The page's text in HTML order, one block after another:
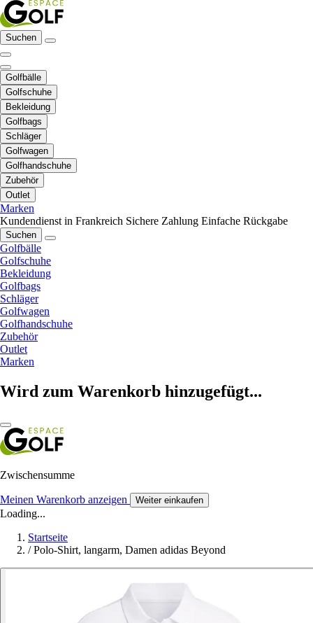
Suchen
Golfbälle
Golfschuhe
Bekleidung
Golfbags
Schläger
Golfwagen
Golfhandschuhe
Zubehör
Outlet
Marken
Kundendienst in Frankreich Sichere Zahlung Einfache Rückgabe
Suchen
Golfbälle
Golfschuhe
Bekleidung
Golfbags
Schläger
Golfwagen
Golfhandschuhe
Zubehör
Outlet
Marken
Wird zum Warenkorb hinzugefügt...
Zwischensumme
Meinen Warenkorb anzeigen Weiter einkaufen
Loading...
Startseite
/ Polo-Shirt, langarm, Damen adidas Beyond